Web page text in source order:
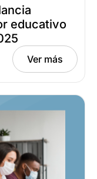
educativo
Ver más